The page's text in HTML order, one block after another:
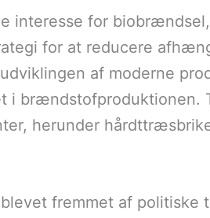
interesse for
for at reducere
af moderne
i brændstofproduktionen.
herunder
fremmet af politiske